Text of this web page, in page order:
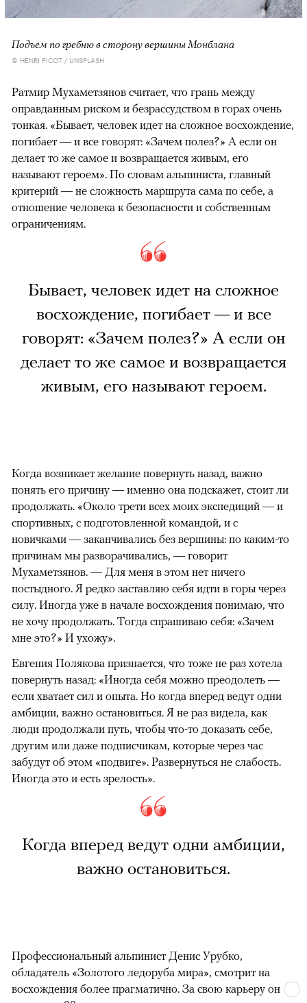
Подъем по гребню в сторону вершины Монблана
© HENRI PICOT / UNSPLASH
Ратмир Мухаметзянов считает, что грань между
оправданным риском и безрассудством в горах очень
тонкая. «Бывает, человек идет на сложное восхождение,
погибает — и все говорят: «Зачем полез?» А если он
делает то же самое и возвращается живым, его
называют героем». По словам альпиниста, главный
критерий — не сложность маршрута сама по себе, а
отношение человека к безопасности и собственным
ограничениям.
Бывает, человек идет на сложное
восхождение, погибает — и все
говорят: «Зачем полез?» А если он
делает то же самое и возвращается
живым, его называют героем.
Когда возникает желание повернуть назад, важно
понять его причину — именно она подскажет, стоит ли
продолжать. «Около трети всех моих экспедиций — и
спортивных, с подготовленной командой, и с
новичками — заканчивались без вершины: по каким-то
причинам мы разворачивались, — говорит
Мухаметзянов. — Для меня в этом нет ничего
постыдного. Я редко заставляю себя идти в горы через
силу. Иногда уже в начале восхождения понимаю, что
не хочу продолжать. Тогда спрашиваю себя: «Зачем
мне это?» И ухожу».
Евгения Полякова признается, что тоже не раз хотела
повернуть назад: «Иногда себя можно преодолеть —
если хватает сил и опыта. Но когда вперед ведут одни
амбиции, важно остановиться. Я не раз видела, как
люди продолжали путь, чтобы что-то доказать себе,
другим или даже подписчикам, которые через час
забудут об этом «подвиге». Развернуться не слабость.
Иногда это и есть зрелость».
Когда вперед ведут одни амбиции,
важно остановиться.
Профессиональный альпинист Денис Урубко,
обладатель «Золотого ледоруба мира», смотрит на
восхождения более прагматично. За свою карьеру он